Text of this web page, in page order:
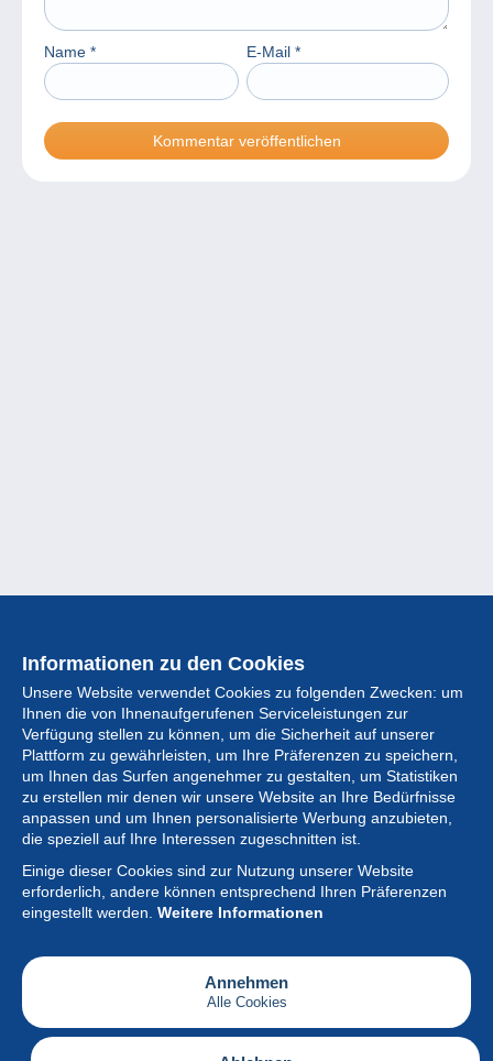
Name * E-Mail *
Informationen zu den Cookies
Unsere Website verwendet Cookies zu folgenden Zwecken: um
Ihnen die von Ihnenaufgerufenen Serviceleistungen zur
Verfügung stellen zu können, um die Sicherheit auf unserer
Plattform zu gewährleisten, um Ihre Präferenzen zu speichern,
um Ihnen das Surfen angenehmer zu gestalten, um Statistiken
zu erstellen mir denen wir unsere Website an Ihre Bedürfnisse
anpassen und um Ihnen personalisierte Werbung anzubieten,
die speziell auf Ihre Interessen zugeschnitten ist.
Einige dieser Cookies sind zur Nutzung unserer Website
erforderlich, andere können entsprechend Ihren Präferenzen
eingestellt werden. Weitere Informationen
Annehmen
Alle Cookies
Sammlung
Neuigkeiten
Artikel
Gesellschaft
Serviceleistungen